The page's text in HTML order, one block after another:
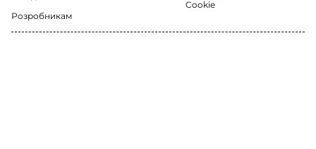
Розробникам
Cookie